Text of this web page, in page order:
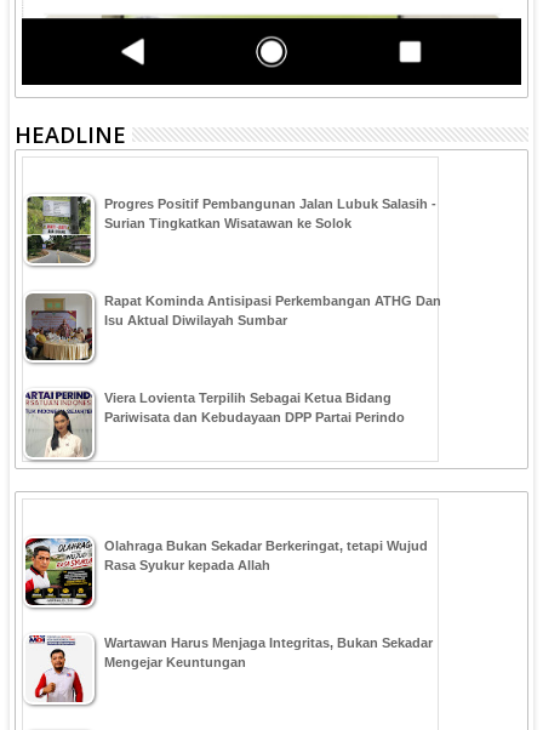
HEADLINE
Progres Positif Pembangunan Jalan Lubuk Salasih -
Surian Tingkatkan Wisatawan ke Solok
Rapat Kominda Antisipasi Perkembangan ATHG Dan
Isu Aktual Diwilayah Sumbar
Viera Lovienta Terpilih Sebagai Ketua Bidang
Pariwisata dan Kebudayaan DPP Partai Perindo
Olahraga Bukan Sekadar Berkeringat, tetapi Wujud
Rasa Syukur kepada Allah
Wartawan Harus Menjaga Integritas, Bukan Sekadar
Mengejar Keuntungan